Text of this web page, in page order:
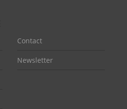
Contact
Newsletter